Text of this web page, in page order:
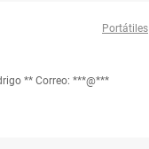
Portátiles
** Correo: ***@***